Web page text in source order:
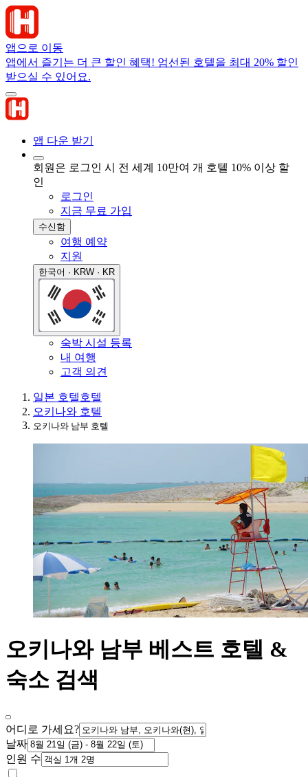
앱으로 이동
앱에서 즐기는 더 큰 할인 혜택! 엄선된 호텔을 최대 20% 할인
받으실 수 있어요.
앱 다운 받기
회원은 로그인 시 전 세계 10만여 개 호텔 10% 이상 할
인
로그인
지금 무료 가입
수신함
여행 예약
지원
한국어 · KRW · KR
숙박 시설 등록
내 여행
고객 의견
일본 호텔호텔
오키나와 호텔
오키나와 남부 호텔
오키나와 남부 베스트 호텔 &
숙소 검색
어디로 가세요?
날짜
인원 수